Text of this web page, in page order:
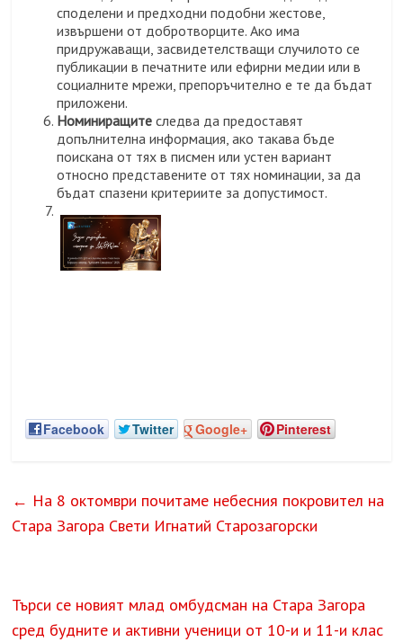
споделени и предходни подобни жестове,
извършени от добротворците. Ако има
придружаващи, засвидетелстващи случилото се
публикации в печатните или ефирни медии или в
социалните мрежи, препоръчително е те да бъдат
приложени.
Номиниращитеследва да предоставят
допълнителна информация, ако такава бъде
поискана от тях в писмен или устен вариант
относно представените от тях номинации, за да
бъдат спазени критериите за допустимост.
Facebook Twitter Google+ Pinterest
← На 8 октомври почитаме небесния покровител на
Стара Загора Свети Игнатий Старозагорски
Търси се новият млад омбудсман на Стара Загора
сред будните и активни ученици от 10-и и 11-и клас